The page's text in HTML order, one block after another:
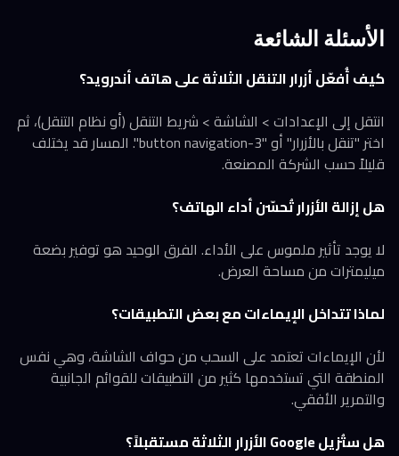
الأسئلة الشائعة
كيف أُفعّل أزرار التنقل الثلاثة على هاتف أندرويد؟
انتقل إلى الإعدادات > الشاشة > شريط التنقل (أو نظام التنقل)، ثم
اختر "تنقل بالأزرار" أو "3-button navigation". المسار قد يختلف
قليلاً حسب الشركة المصنعة.
هل إزالة الأزرار تُحسّن أداء الهاتف؟
لا يوجد تأثير ملموس على الأداء. الفرق الوحيد هو توفير بضعة
ميليمترات من مساحة العرض.
لماذا تتداخل الإيماءات مع بعض التطبيقات؟
لأن الإيماءات تعتمد على السحب من حواف الشاشة، وهي نفس
المنطقة التي تستخدمها كثير من التطبيقات للقوائم الجانبية
والتمرير الأفقي.
هل ستُزيل Google الأزرار الثلاثة مستقبلاً؟